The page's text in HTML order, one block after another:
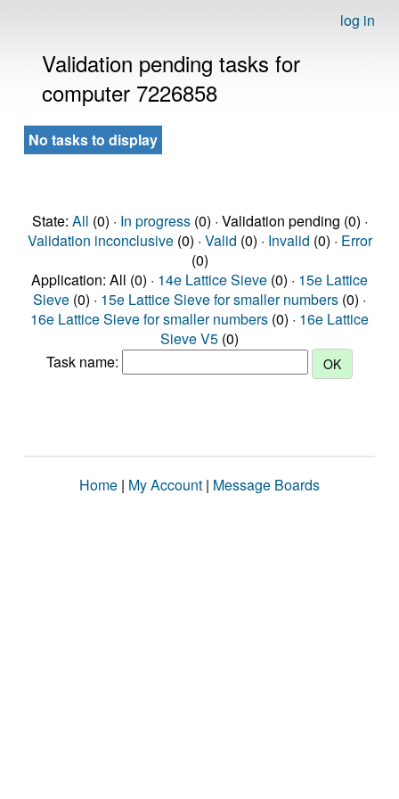
log in
Validation pending tasks for
computer 7226858
No tasks to display
State: All (0) · In progress(0) · Validation pending (0) ·
Validation inconclusive(0) · Valid (0) · Invalid (0) · Error
(0)
Application: All (0) · 14e Lattice Sieve (0) · 15e Lattice
Sieve (0) · 15e Lattice Sieve for smaller numbers (0) ·
16e Lattice Sieve for smaller numbers (0) · 16e Lattice
Sieve V5 (0)
Task name:
Home | My Account | Message Boards